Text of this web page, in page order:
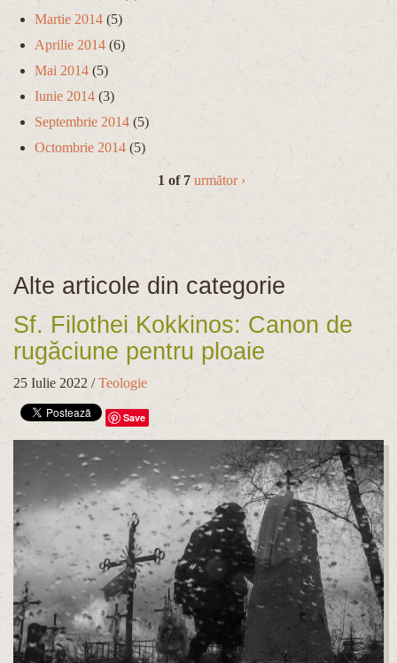
Martie 2014 (5)
Aprilie 2014 (6)
Mai 2014 (5)
Iunie 2014 (3)
Septembrie 2014 (5)
Octombrie 2014 (5)
1 of 7 următor ›
Alte articole din categorie
Sf. Filothei Kokkinos: Canon de
rugăciune pentru ploaie
25 Iulie 2022 /Teologie
Save